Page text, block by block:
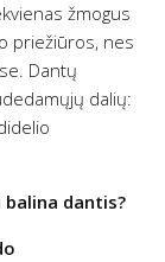
žmogus
priežiūros, nes
Dantų
dalių:
dantis?